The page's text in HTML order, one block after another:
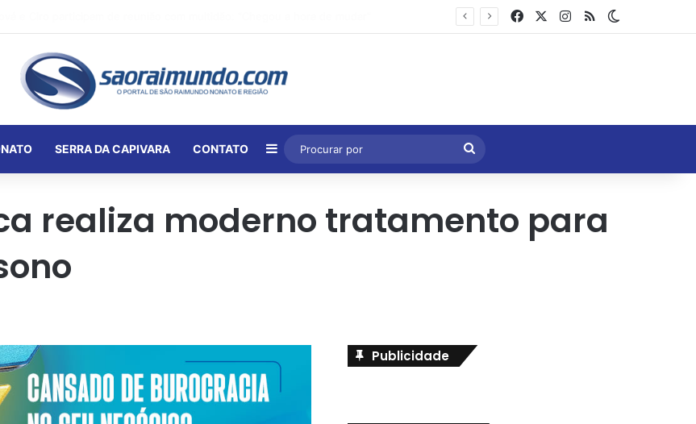
FacebookInstagram
RSS
SERRA DA CAPIVARA CONTATO Barra Lateral
Procurar
por
realiza moderno tratamento para
Publicidade